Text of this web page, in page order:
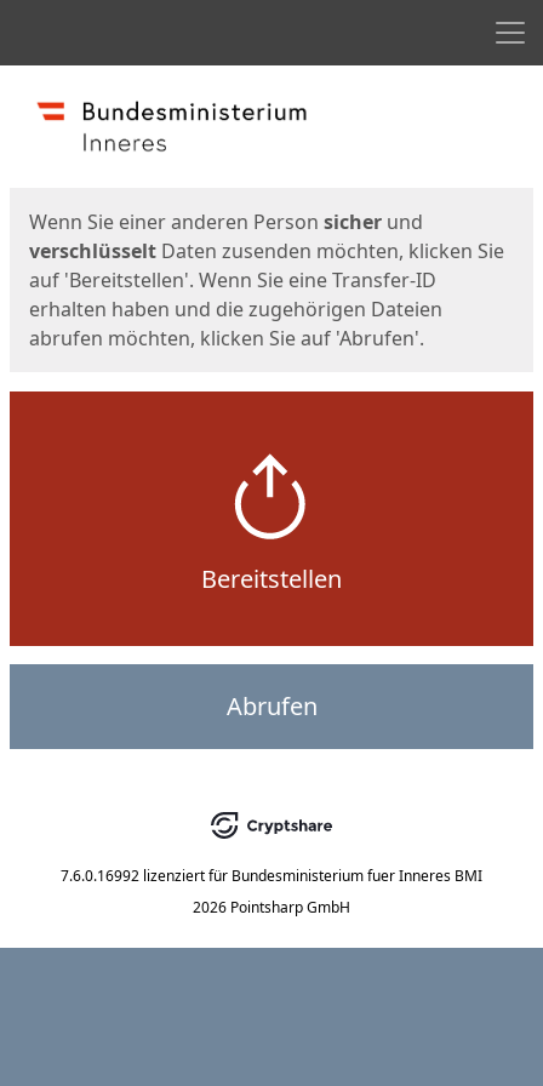
Start
Wenn Sie einer anderen Person sicher und
verschlüsselt Daten zusenden möchten, klicken Sie
auf 'Bereitstellen'. Wenn Sie eine Transfer-ID
erhalten haben und die zugehörigen Dateien
abrufen möchten, klicken Sie auf 'Abrufen'.
Bereitstellen
Abrufen
7.6.0.16992 lizenziert für Bundesministerium fuer Inneres BMI
2026 Pointsharp GmbH